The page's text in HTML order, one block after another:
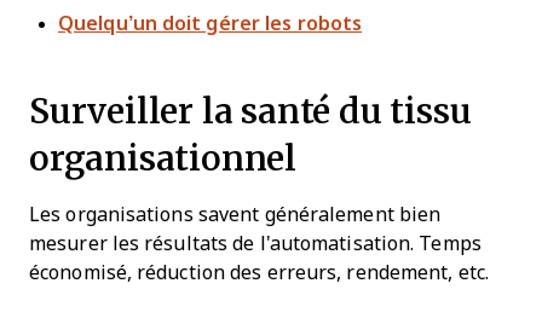
Quelqu’un doit gérer les robots
Surveiller la santé du tissu
organisationnel
Les organisations savent généralement bien
mesurer les résultats de l'automatisation. Temps
économisé, réduction des erreurs, rendement, etc.